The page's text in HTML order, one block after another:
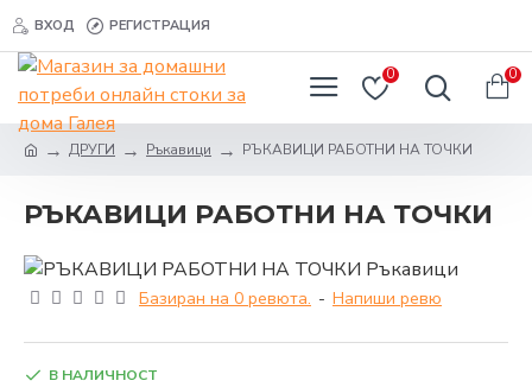
ВХОД РЕГИСТРАЦИЯ
0 0
ДРУГИ Ръкавици РЪКАВИЦИ РАБОТНИ НА ТОЧКИ
РЪКАВИЦИ РАБОТНИ НА ТОЧКИ
Базиран на 0 ревюта. - Напиши ревю
В НАЛИЧНОСТ